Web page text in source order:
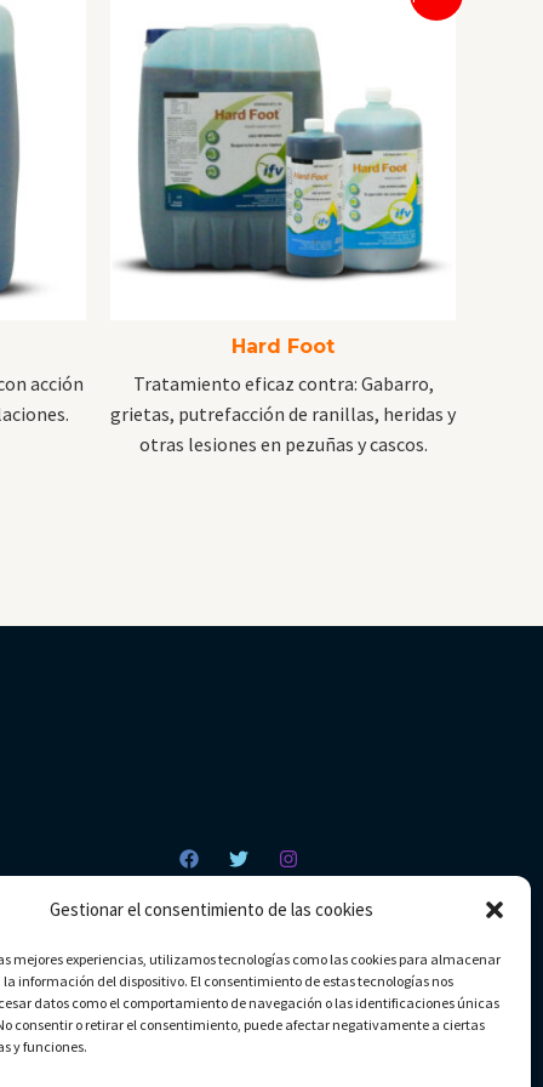
Gestionar el consentimiento de las cookies
mejores experiencias, utilizamos tecnologías como las cookies para almacenar
información del dispositivo. El consentimiento de estas tecnologías nos
datos como el comportamiento de navegación o las identificaciones únicas
consentir o retirar el consentimiento, puede afectar negativamente a ciertas
y funciones.
acción
Hard Foot
Tratamiento eficaz contra: Gabarro,
grietas, putrefacción de ranillas, heridas y
otras lesiones en pezuñas y cascos.